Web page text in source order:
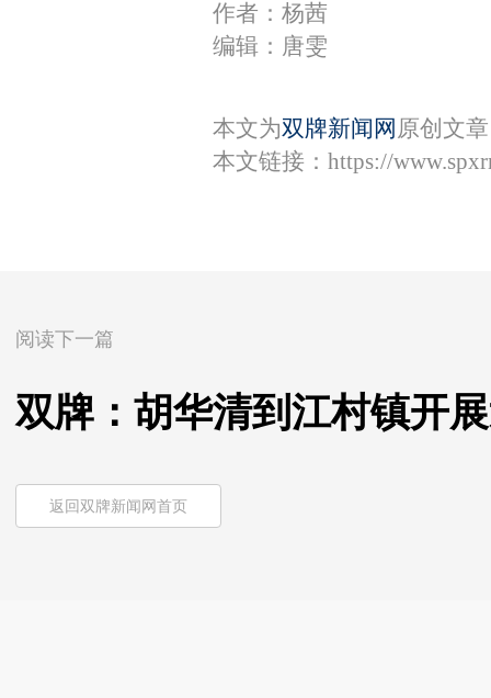
作者：杨茜
编辑：唐雯
本文为双牌新闻网 原创文
本文链接： https://
阅读下一篇
双牌：胡华清到江村镇开
返回双牌新闻网首页